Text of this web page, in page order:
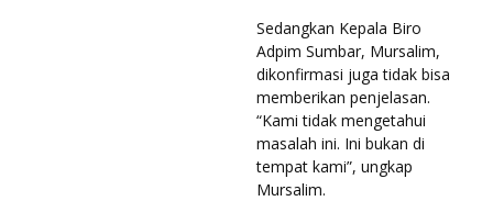
Sedangkan Kepala Biro
Adpim Sumbar, Mursalim,
dikonfirmasi juga tidak bisa
memberikan penjelasan.
“Kami tidak mengetahui
masalah ini. Ini bukan di
tempat kami”, ungkap
Mursalim.